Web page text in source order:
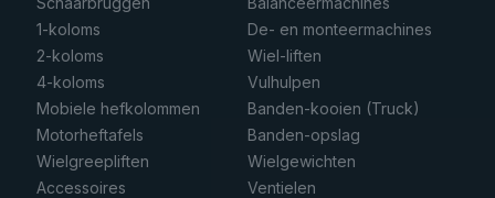
1-koloms
2-koloms
4-koloms
Mobiele hefkolommen
Motorheftafels
Wielgreepliften
Accessoires
De- en monteermachines
Wiel-liften
Vulhulpen
Banden-kooien (Truck)
Banden-opslag
Wielgewichten
Ventielen